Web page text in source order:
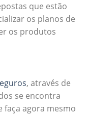
que estão
os planos de
os produtos
, através de
se encontra
faça agora mesmo